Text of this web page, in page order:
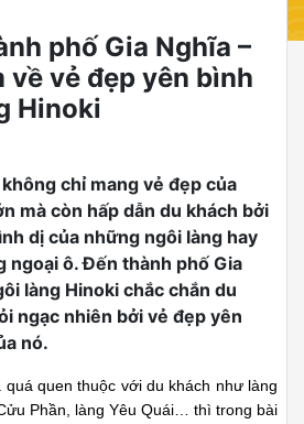
phố Gia Nghĩa –
về vẻ đẹp yên bình
Hinoki
chỉ mang vẻ đẹp của
mà còn hấp dẫn du khách bởi
dị của những ngôi làng hay
ngoại ô. Đến thành phố Gia
làng Hinoki chắc chắn du
ngạc nhiên bởi vẻ đẹp yên
nó.
quá quen thuộc với du khách như làng
Phần, làng Yêu Quái… thì trong bài